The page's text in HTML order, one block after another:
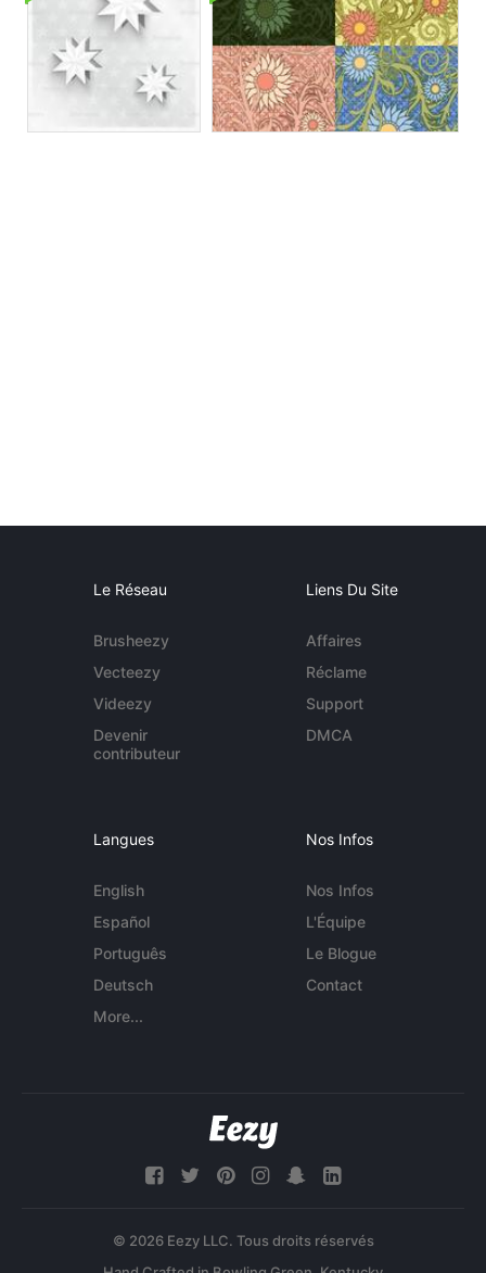
Le Réseau
Brusheezy
Vecteezy
Videezy
Devenir
contributeur
Liens Du Site
Affaires
Réclame
Support
DMCA
Langues
English
Español
Português
Deutsch
More...
Nos Infos
Nos Infos
L'Équipe
Le Blogue
Contact
© 2026 Eezy LLC. Tous droits réservés